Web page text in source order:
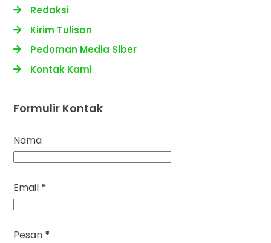
Redaksi
Kirim Tulisan
Pedoman Media Siber
Kontak Kami
Formulir Kontak
Nama
Email *
Pesan *